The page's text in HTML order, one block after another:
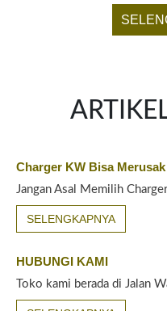
Charger KW Bisa
Jangan Asal Memilih
SELENGKAPNYA
HUBUNGI KAMI
Toko kami berada di Jalan